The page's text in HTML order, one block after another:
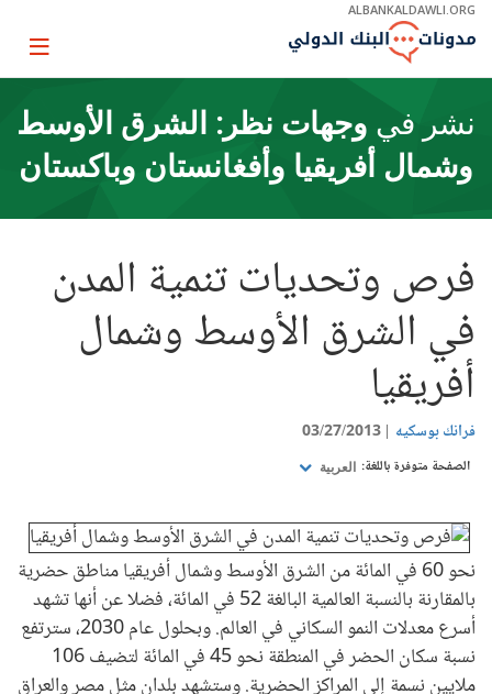
Skip
Main
ALBANKALDAWLI.ORG
Page
نشر في وجهات نظر: الشرق الأوسط
وشمال أفريقيا وأفغانستان وباكستان
فرص وتحديات تنمية المدن
في الشرق الأوسط وشمال
أفريقيا
فرانك بوسكيه 03/27/2013
الصفحة متوفرة باللغة: العربية
نحو 60 في المائة من الشرق الأوسط وشمال أفريقيا مناطق حضرية
بالمقارنة بالنسبة العالمية البالغة 52 في المائة، فضلا عن أنها تشهد
أسرع معدلات النمو السكاني في العالم. وبحلول عام 2030، سترتفع
نسبة سكان الحضر في المنطقة نحو 45 في المائة لتضيف 106
ملايين نسمة إلى المراكز الحضرية. وستشهد بلدان مثل مصر والعراق